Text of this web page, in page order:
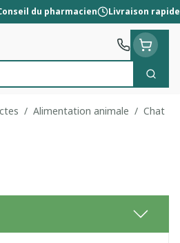
du pharmacien Livraison rapide
/ Alimentation animale / Chat